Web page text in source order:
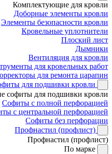
Комплектующие для кровли
Доборные элементы кровли
Элементы безопасности кровли
Кровельные уплотнители
Плоский лист
Дымники
Вентиляция для кровли
для кровельных работ
для ремонта царапин
для подшивки кровли
софиты для подшивки кровли
Софиты с полной перфорацией
с центральной перфорацией
Софиты без перфорации
Профнастил (профлист)
Профнастил (профлист)
По марке